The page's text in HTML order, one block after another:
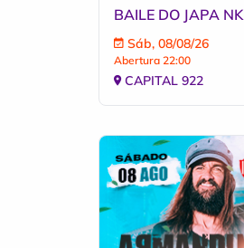
BAILE DO JAPA NK
Sáb, 08/08/26
Abertura 22:00
CAPITAL 922